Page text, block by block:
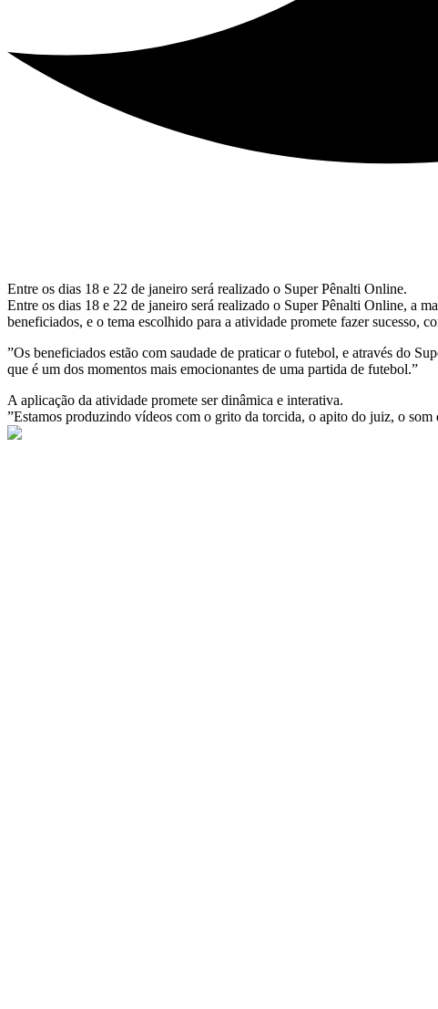
Entre os dias 18 e 22 de janeiro será realizado o Super Pênalti Online.
Entre os dias 18 e 22 de janeiro será realizado o Super Pênalti Online, a
beneficiados, e o tema escolhido para a atividade promete fazer sucesso,
”Os beneficiados estão com saudade de praticar o futebol, e através do
que é um dos momentos mais emocionantes de uma partida de futebol.”
A aplicação da atividade promete ser dinâmica e interativa.
”Estamos produzindo vídeos com o grito da torcida, o apito do juiz, o